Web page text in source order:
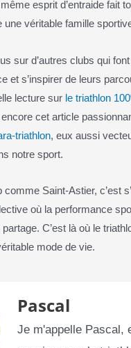
esprit d’entraide fait
une véritable famille
sur d’autres clubs qui
et s’inspirer de leurs
lecture sur le triathlon
cet article
triathlon, eux aussi
notre sport.
comme Saint-Astier, c’est
où la performance
C’est là où le
mode de vie.
Pascal
Je m'appelle Pascal,